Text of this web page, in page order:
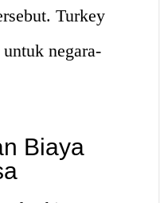
Turkey
negara-
Biaya